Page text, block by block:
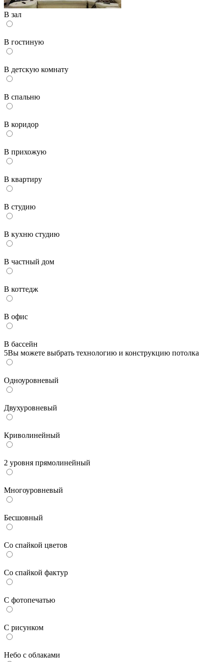
В зал
В гостиную
В детскую комнату
В спальню
В коридор
В прихожую
В квартиру
В студию
В кухню студию
В частный дом
В коттедж
В офис
В бассейн
5Вы можете выбрать технологию и конструкцию потолка
Одноуровневый
Двухуровневый
Криволинейный
2 уровня прямолинейный
Многоуровневый
Бесшовный
Со спайкой цветов
Со спайкой фактур
С фотопечатью
С рисунком
Небо с облаками